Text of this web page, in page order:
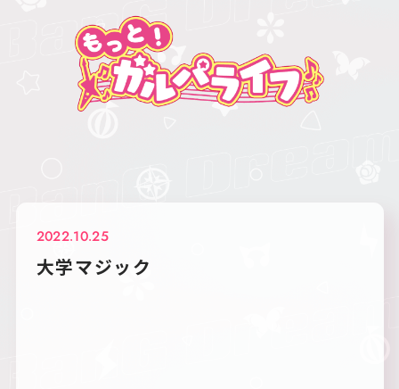
2022.10.25
大学マジック